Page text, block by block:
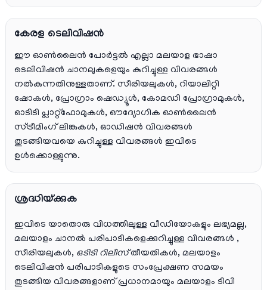
കേരള ടെലിവിഷൻ
ഈ ഓൺലൈൻ പോർട്ടൽ എല്ലാ മലയാള ഭാഷാ
ടെലിവിഷൻ ചാനലുകളെയും കുറിച്ചുള്ള വിവരങ്ങൾ
നൽകുന്നതിനുള്ളതാണ്. സീരിയലുകൾ, റിയാലിറ്റി
ഷോകൾ, പ്രോഗ്രാം ഷെഡ്യൂൾ, കോമഡി പ്രോഗ്രാമുകൾ,
ഓടിടി പ്ലാറ്റ്‌ഫോമുകൾ, ഔദ്യോഗിക ഓൺലൈൻ
സ്ട്രീമിംഗ് ലിങ്കുകൾ, ഓഡിഷൻ വിവരങ്ങൾ
തുടങ്ങിയവയെ കുറിച്ചുള്ള വിവരങ്ങൾ ഇവിടെ
ഉൾക്കൊള്ളുന്നു.
ശ്രദ്ധിയ്ക്കുക
ഇവിടെ യാതൊരു വിധത്തിലുള്ള വീഡിയോകളും ലഭ്യമല്ല,
മലയാളം ചാനല്‍ പരിപാടികളെക്കുറിച്ചുള്ള വിവരങ്ങള്‍ ,
സീരിയലുകള്‍, ഒടിടി റിലീസ്തീയതികള്‍, മലയാളം
ടെലിവിഷന്‍ പരിപാടികളുടെ സംപ്രേക്ഷണ സമയം
തുടങ്ങിയ വിവരങ്ങളാണ് പ്രധാനമായും മലയാളം ടിവി